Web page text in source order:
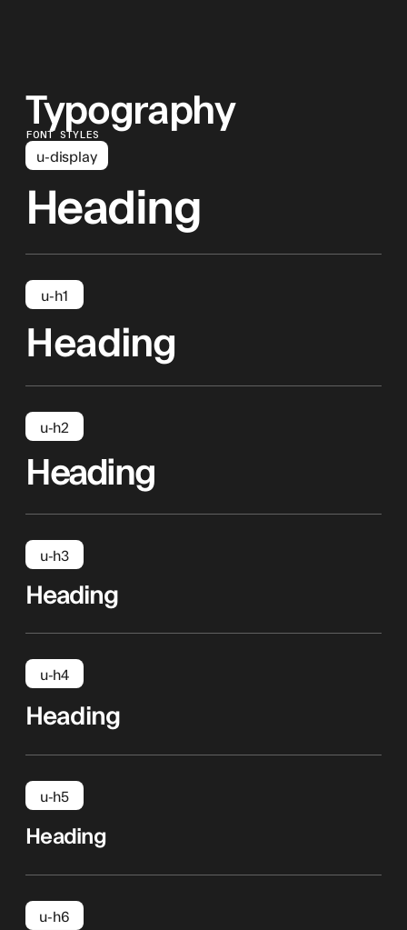
Typography
FONT STYLES
u-display
Heading
u-h1
Heading
u-h2
Heading
u-h3
Heading
u-h4
Heading
u-h5
Heading
u-h6